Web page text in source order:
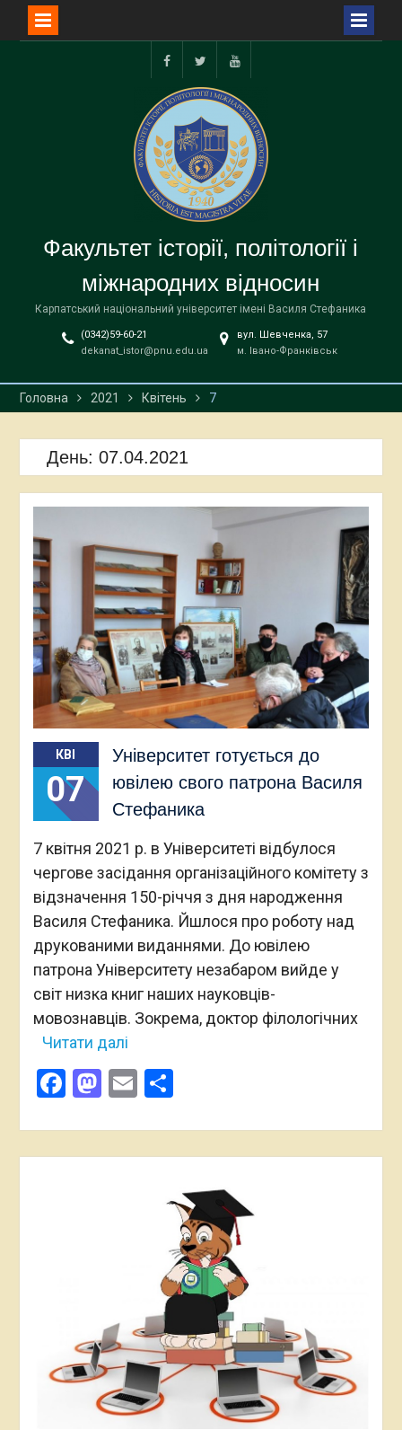
facebooktwitter youtube
Факультет історії, політології і
міжнародних відносин
Карпатський національний університет імені Василя Стефаника
(0342)59-60-21
dekanat_istor@pnu.edu.ua
вул. Шевченка, 57
м. Івано-Франківськ
Головна 2021 Квітень 7
День: 07.04.2021
КВІ
07
Університет готується до
ювілею свого патрона Василя
Стефаника
7 квітня 2021 р. в Університеті відбулося
чергове засідання організаційного комітету з
відзначення 150-річчя з дня народження
Василя Стефаника. Йшлося про роботу над
друкованими виданнями. До ювілею
патрона Університету незабаром вийде у
світ низка книг наших науковців-
мовознавців. Зокрема, доктор філологічних
Читати далі
Facebook
Mastodon
EmailПоділитися